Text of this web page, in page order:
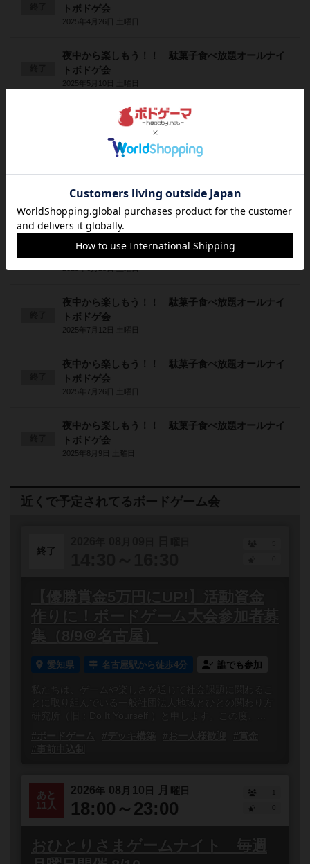
トボドゲ会
2025年4月26日 土曜日
夜中から楽しもう！！ 駄菓子食べ放題オールナイ
トボドゲ会
2025年5月10日 土曜日
夜中から楽しもう！！ 駄菓子食べ放題オールナイ
2025年5月24日 土曜日
トボドゲ会
2025年6月14日 土曜日
夜中から楽しもう！！ 駄菓子食べ放題オールナイ
2025年6月28日 土曜日
夜中から楽しもう！！ 駄菓子食べ放題オールナイ
トボドゲ会
2025年7月12日 土曜日
夜中から楽しもう！！ 駄菓子食べ放題オールナイ
トボドゲ会
2025年7月26日 土曜日
夜中から楽しもう！！ 駄菓子食べ放題オールナイ
トボドゲ会
2025年8月9日 土曜日
近くで予定されてるボードゲーム会
終了
【優勝賞金5万円にUP!】活動資金
作りに！ボードゲーム大会参加者募
集（8/9＠名古屋）
愛知県 名古屋駅から徒歩4分 誰でも参加
#ボードゲーム
#デッキ構築 #お一人様歓迎
#賞金
#事前申込制
あと
11人
2026年 08 月 10 日 月 曜日
18:00～23:00
1
おひとりさまゲームナイト 毎週